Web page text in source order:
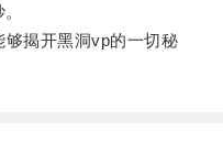
揭开黑洞vp的一切秘